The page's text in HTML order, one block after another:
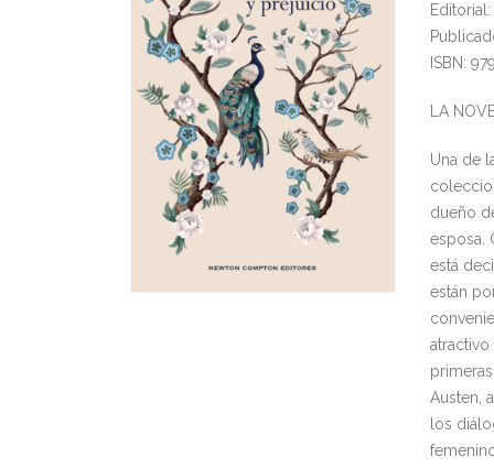
ISBN:
LA
Una de
dueño
esposa.
está
están
Austen,
los